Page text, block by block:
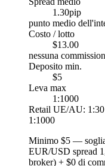
1.30pip
punto medio
Costo / lotto
$13.00
nessuna
Deposito min.
$5
Leva max
1:1000
Retail UE/AU:
1:1000
Minimo $5 —
EUR/USD spread
broker) + $0 di